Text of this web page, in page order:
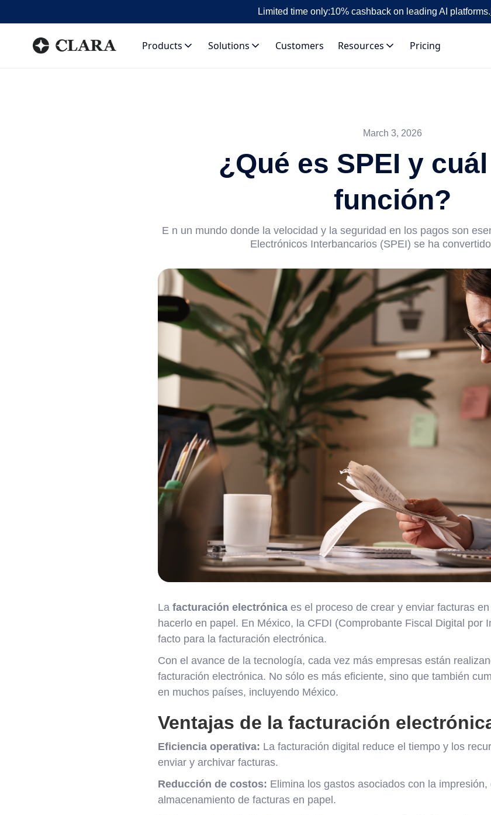
Limited time only:10% cashback on leading AI platforms.
Products Solutions Customers Resources Pricing
March 3, 2026
¿Qué es SPEI y
función?
E n un mundo donde la velocidad y la seguridad en los pagos son
Electrónicos Interbancarios (SPEI) se ha
La facturación electrónicaes el proceso de crear y enviar facturas
hacerlo en papel. En México, la CFDI (Comprobante Fiscal Digital por
facto para la facturación electrónica.
Con el avance de la tecnología, cada vez más empresas están
facturación electrónica. No sólo es más eficiente, sino que también
en muchos países, incluyendo México.
Ventajas de la facturación
Eficiencia operativa: La facturación digital reduce el tiempo y los
enviar y archivar facturas.
Reducción de costos: Elimina los gastos asociados con la impresión,
almacenamiento de facturas en papel.